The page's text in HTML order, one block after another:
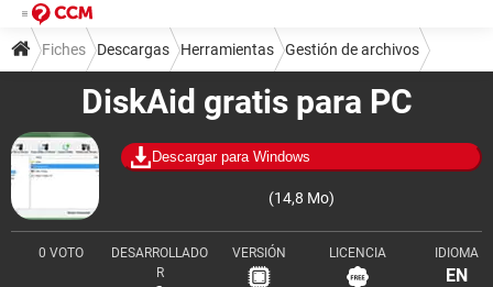
DiskAid gratis para PC
Descargar para Windows
(14,8 Mo)
0 VOTO
DESARROLLADO
R
VERSIÓN LICENCIA IDIOMA
EN
Fiches Descargas Herramientas Gestión de archivos